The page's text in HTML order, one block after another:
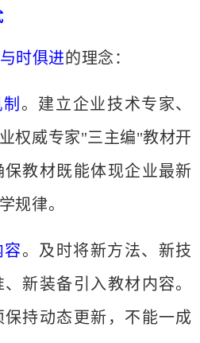
与时俱进的理念：
。建立企业技术专家、
权威专家"三主编"教材开
教材既能体现企业最新
规律。
容。及时将新方法、新技
新装备引入教材内容。
持动态更新，不能一成